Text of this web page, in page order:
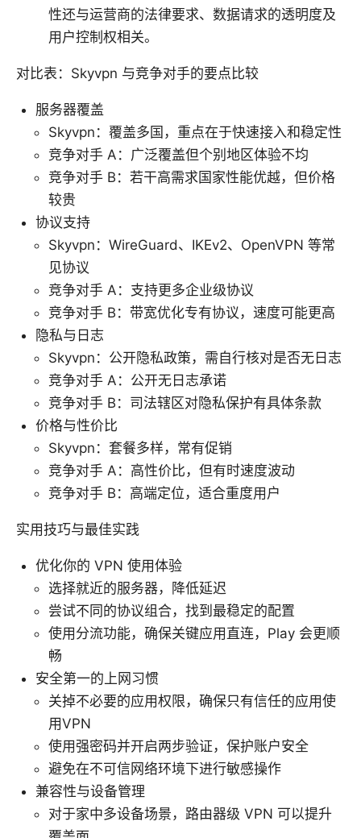
性还与运营商的法律要求、数据请求的透明度及
用户控制权相关。
对比表：Skyvpn 与竞争对手的要点比较
服务器覆盖
Skyvpn：覆盖多国，重点在于快速接入和稳定性
竞争对手 A：广泛覆盖但个别地区体验不均
竞争对手 B：若干高需求国家性能优越，但价格
较贵
协议支持
Skyvpn：WireGuard、IKEv2、OpenVPN 等常
见协议
竞争对手 A：支持更多企业级协议
竞争对手 B：带宽优化专有协议，速度可能更高
隐私与日志
Skyvpn：公开隐私政策，需自行核对是否无日志
竞争对手 A：公开无日志承诺
竞争对手 B：司法辖区对隐私保护有具体条款
价格与性价比
Skyvpn：套餐多样，常有促销
竞争对手 A：高性价比，但有时速度波动
竞争对手 B：高端定位，适合重度用户
实用技巧与最佳实践
优化你的 VPN 使用体验
选择就近的服务器，降低延迟
尝试不同的协议组合，找到最稳定的配置
使用分流功能，确保关键应用直连，Play 会更顺
畅
安全第一的上网习惯
关掉不必要的应用权限，确保只有信任的应用使
用VPN
使用强密码并开启两步验证，保护账户安全
避免在不可信网络环境下进行敏感操作
兼容性与设备管理
对于家中多设备场景，路由器级 VPN 可以提升